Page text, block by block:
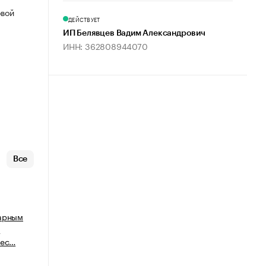
Все
ДЕЙСТВУЕТ
ИП Белявцев Вадим Александрович
ИНН: 362808944070